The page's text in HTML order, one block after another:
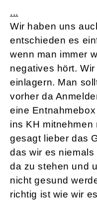
...
Wir haben uns
entschieden es
wenn man immer
negatives hört.
einlagern. Man
vorher da
eine
ins KH mitnehmen
gesagt lieber das
das wir es
da zu stehen und
nicht gesund
richtig ist wie wir